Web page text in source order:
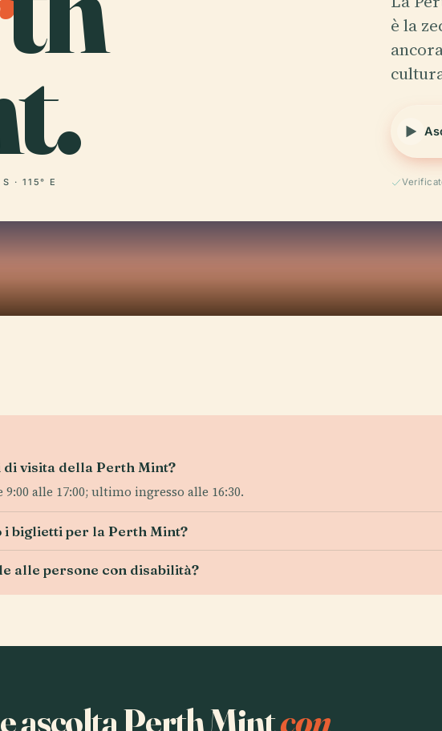
· 115° E
è la
visita della Perth Mint?
alle 17:00; ultimo ingresso alle 16:30.
i biglietti per la Perth Mint?
alle persone con disabilità?
ascolta Perth Mintcon